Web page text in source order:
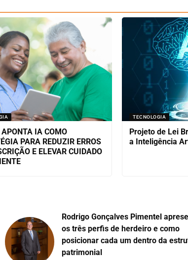
APONTA IA COMO
PARA REDUZIR ERROS
E ELEVAR CUIDADO
TECNOLOGIA
Projeto de Lei
a Inteligência
Rodrigo Gonçalves Pimentel
os três perfis de herdeiro e como
posicionar cada um dentro da
patrimonial